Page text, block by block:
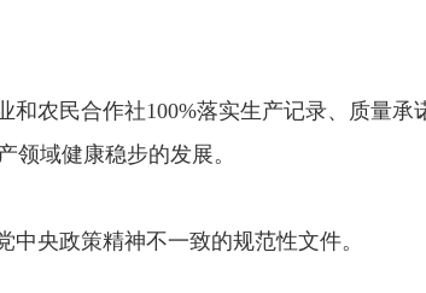
和农民合作社100%落实生产记录、质量承
域健康稳步的发展。
央政策精神不一致的规范性文件。